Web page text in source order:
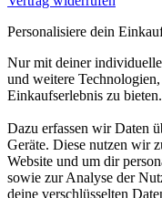
Personalisiere dein
Nur mit deiner
und weitere
Einkaufserlebnis zu bieten.
Dazu erfassen wir Daten
Geräte. Diese nutzen wir
Website und um dir
sowie zur Analyse der
deine verschlüsselten